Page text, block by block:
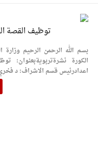
توظيف القصة
بسم الله الرحمن الرحيم وزارة
الكورة نشرةتربويةبعنوان:
اعدادرئيس قسم الاشراف: د